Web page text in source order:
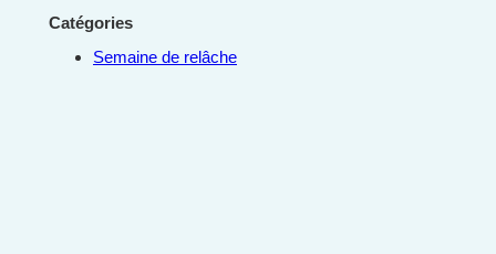
Catégories
Semaine de relâche